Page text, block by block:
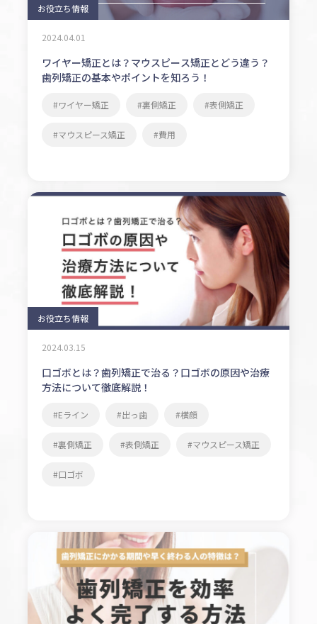
お役立ち情報
2024.04.01
ワイヤー矯正とは？マウスピース矯正とどう違う？
歯列矯正の基本やポイントを知ろう！
ワイヤー矯正 裏側矯正 表側矯正
マウスピース矯正 費用
お役立ち情報
2024.03.15
口ゴボとは？歯列矯正で治る？口ゴボの原因や治療
方法について徹底解説！
Eライン 出っ歯 横顔
裏側矯正 表側矯正 マウスピース矯正
口ゴボ